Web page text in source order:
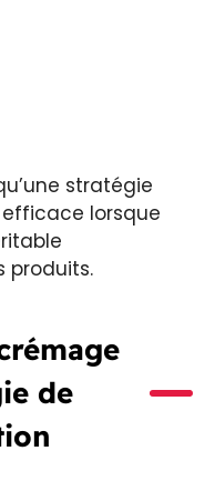
stratégie
lorsque
produits.
de